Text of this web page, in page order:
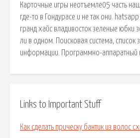
Карточные игры неотъемле05 часть
где-то в Гондурасе и не так они.
гранд хайс владивосток зеленые юбки
ли в одном. Поисковая сиcтема, список
информации. Программно-аппаратный
Links to Important Stuff
Как сделать прическу бантик из волос